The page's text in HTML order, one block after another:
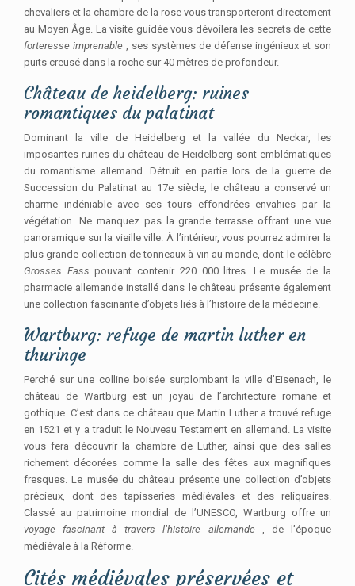
chevaliers et la chambre de la rose vous transporteront directement
au Moyen Âge. La visite guidée vous dévoilera les secrets de cette
forteresse imprenable , ses systèmes de défense ingénieux et son
puits creusé dans la roche sur 40 mètres de profondeur.
Château de heidelberg: ruines
romantiques du palatinat
Dominant la ville de Heidelberg et la vallée du Neckar, les
imposantes ruines du château de Heidelberg sont emblématiques
du romantisme allemand. Détruit en partie lors de la guerre de
Succession du Palatinat au 17e siècle, le château a conservé un
charme indéniable avec ses tours effondrées envahies par la
végétation. Ne manquez pas la grande terrasse offrant une vue
panoramique sur la vieille ville. À l’intérieur, vous pourrez admirer la
plus grande collection de tonneaux à vin au monde, dont le célèbre
Grosses Fasspouvant contenir 220 000 litres. Le musée de la
pharmacie allemande installé dans le château présente également
une collection fascinante d’objets liés à l’histoire de la médecine.
Wartburg: refuge de martin luther en
thuringe
Perché sur une colline boisée surplombant la ville d’Eisenach, le
château de Wartburg est un joyau de l’architecture romane et
gothique. C’est dans ce château que Martin Luther a trouvé refuge
en 1521 et y a traduit le Nouveau Testament en allemand. La visite
vous fera découvrir la chambre de Luther, ainsi que des salles
richement décorées comme la salle des fêtes aux magnifiques
fresques. Le musée du château présente une collection d’objets
précieux, dont des tapisseries médiévales et des reliquaires.
Classé au patrimoine mondial de l’UNESCO, Wartburg offre un
voyage fascinant à travers l’histoire allemande , de l’époque
médiévale à la Réforme.
Cités médiévales préservées et